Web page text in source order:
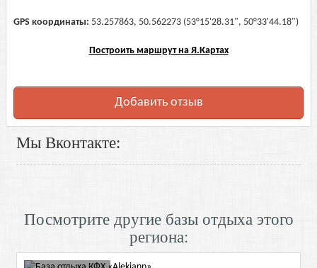
GPS координаты: 53.257863, 50.562273 (53°15'28.31", 50°33'44.18")
Построить маршрут на Я.Картах
Добавить отзыв
Мы Вконтакте:
Посмотрите другие базы отдыха этого
региона: